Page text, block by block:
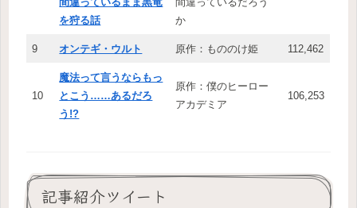
を狩る話
か
9 オンテギ・ウルト 原作：もののけ姫 112,462
10
魔法って言うならもっ
とこう……あるだろ
う!?
原作：僕のヒーロー
アカデミア
106,253
記事紹介ツイート